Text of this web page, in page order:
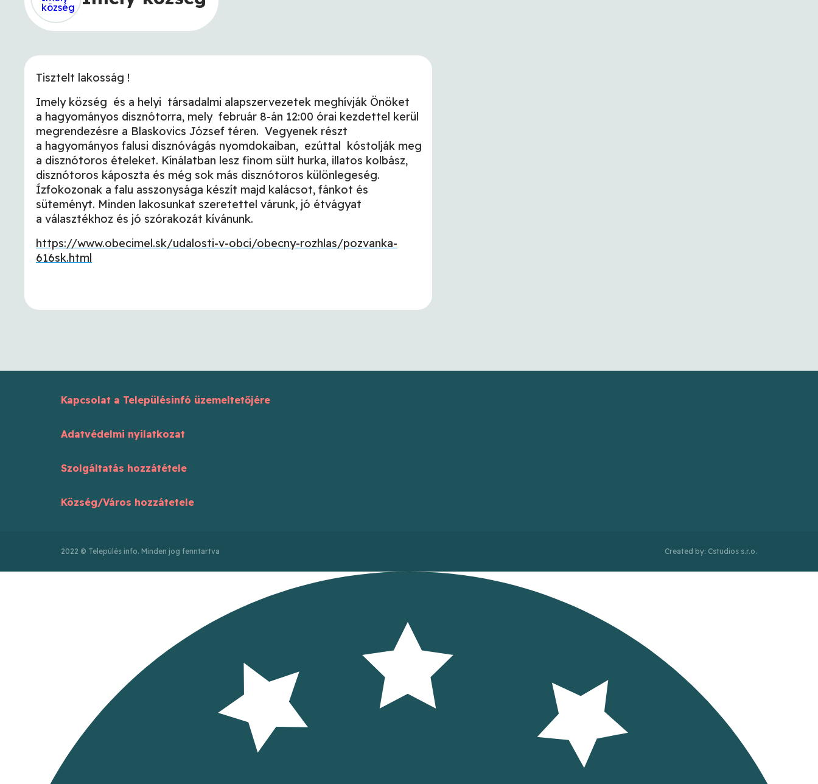
Tisztelt lakosság !
Imely község és a helyi társadalmi alapszervezetek meghívják Önöket
a hagyományos disznótorra, mely február 8-án 12:00 órai kezdettel kerül
megrendezésre a Blaskovics József téren. Vegyenek részt
a hagyományos falusi disznóvágás nyomdokaiban, ezúttal kóstolják meg
a disznótoros ételeket. Kínálatban lesz finom sült hurka, illatos kolbász,
disznótoros káposzta és még sok más disznótoros különlegeség.
Ízfokozonak a falu asszonysága készít majd kalácsot, fánkot és
süteményt. Minden lakosunkat szeretettel várunk, jó étvágyat
a választékhoz és jó szórakozát kívánunk.
https://www.obecimel.sk/udalosti-v-obci/obecny-rozhlas/pozvanka-
616sk.html
Kapcsolat a Településinfó üzemeltetőjére
Adatvédelmi nyilatkozat
Szolgáltatás hozzátétele
Község/Város hozzátetele
2022 © Település info. Minden jog fenntartva Created by: Cstudios s.r.o.